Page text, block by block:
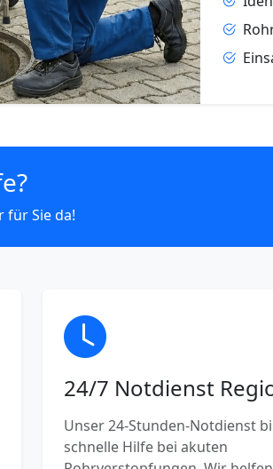
für Sie da!
24/7 Notdienst
Unser 24-Stunden-Notdienst
schnelle Hilfe bei akuten